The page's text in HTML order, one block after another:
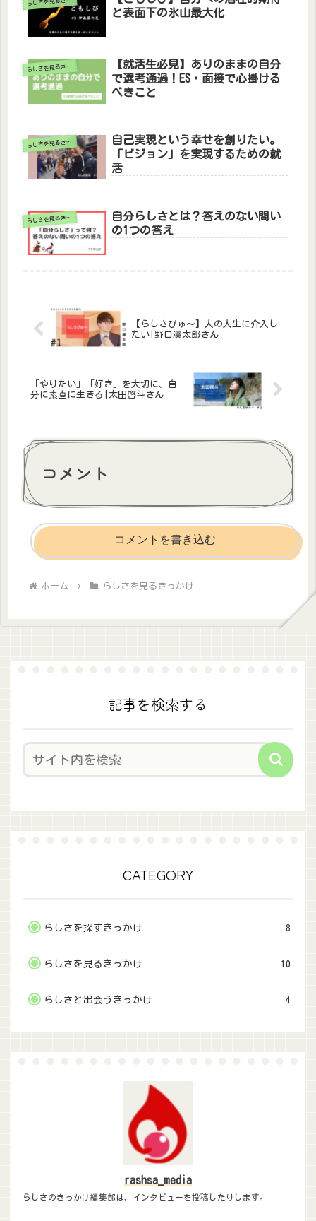
と表面下の氷山最大化
ら
しさを見るきっかけ
【就活生必見】ありのままの自分
で選考通過！ES・面接で心掛ける
べきこと
ら
しさを見るきっかけ
自己実現という幸せを創りたい。
「ビジョン」を実現するための就
活
ら
しさを見るきっかけ
自分らしさとは？答えのない問い
の1つの答え
【らしさびゅ〜】人の人生に介入し
たい|野口凜太郎さん
「やりたい」「好き」を大切に、自
分に素直に生きる|太田啓斗さん
コメント
コメントを書き込む
ホーム らしさを見るきっかけ
記事を検索する
CATEGORY
らしさを探すきっかけ 8
らしさを見るきっかけ 10
らしさと出会うきっかけ 4
rashsa_media
らしさのきっかけ編集部は、インタビューを投稿したりします。